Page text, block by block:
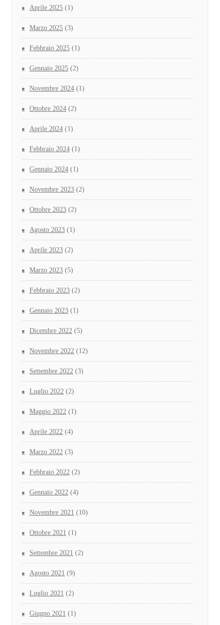
Aprile 2025 (1)
Marzo 2025 (3)
Febbraio 2025 (1)
Gennaio 2025 (2)
Novembre 2024 (1)
Ottobre 2024 (2)
Aprile 2024 (1)
Febbraio 2024 (1)
Gennaio 2024 (1)
Novembre 2023 (2)
Ottobre 2023 (2)
Agosto 2023 (1)
Aprile 2023 (2)
Marzo 2023 (5)
Febbraio 2023 (2)
Gennaio 2023 (1)
Dicembre 2022 (5)
Novembre 2022 (12)
Settembre 2022 (3)
Luglio 2022 (2)
Maggio 2022 (1)
Aprile 2022 (4)
Marzo 2022 (3)
Febbraio 2022 (2)
Gennaio 2022 (4)
Novembre 2021 (10)
Ottobre 2021 (1)
Settembre 2021 (2)
Agosto 2021 (9)
Luglio 2021 (2)
Giugno 2021 (1)